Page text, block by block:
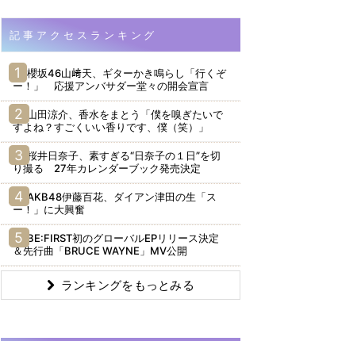
記事アクセスランキング
櫻坂46山﨑天、ギターかき鳴らし「行くぞ
ー！」 応援アンバサダー堂々の開会宣言
山田涼介、香水をまとう「僕を嗅ぎたいで
すよね？すごくいい香りです、僕（笑）」
桜井日奈子、素すぎる“日奈子の１日”を切
り撮る 27年カレンダーブック発売決定
AKB48伊藤百花、ダイアン津田の生「ス
ー！」に大興奮
BE:FIRST初のグローバルEPリリース決定
＆先行曲「BRUCE WAYNE」MV公開
ランキングをもっとみる